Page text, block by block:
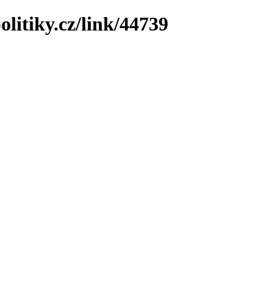
link/44739